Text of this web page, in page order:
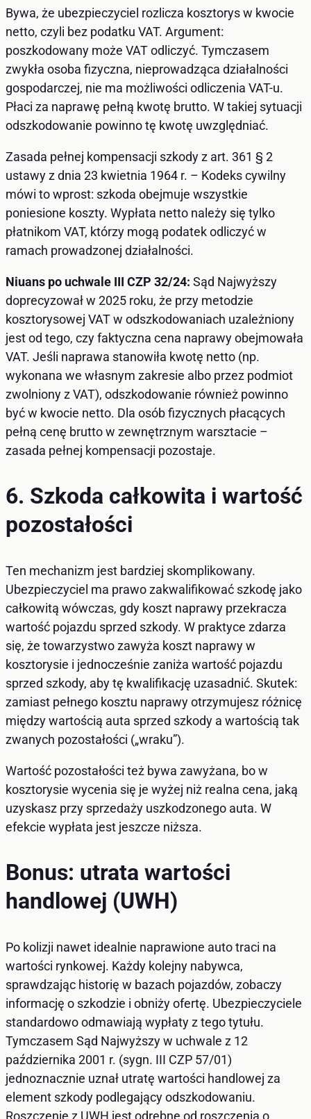
Bywa, że ubezpieczyciel rozlicza kosztorys w kwocie
netto, czyli bez podatku VAT. Argument:
poszkodowany może VAT odliczyć. Tymczasem
zwykła osoba fizyczna, nieprowadząca działalności
gospodarczej, nie ma możliwości odliczenia VAT-u.
Płaci za naprawę pełną kwotę brutto. W takiej sytuacji
odszkodowanie powinno tę kwotę uwzględniać.
Zasada pełnej kompensacji szkody z art. 361 § 2
ustawy z dnia 23 kwietnia 1964 r. – Kodeks cywilny
mówi to wprost: szkoda obejmuje wszystkie
poniesione koszty. Wypłata netto należy się tylko
płatnikom VAT, którzy mogą podatek odliczyć w
ramach prowadzonej działalności.
Niuans po uchwale III CZP 32/24: Sąd Najwyższy
doprecyzował w 2025 roku, że przy metodzie
kosztorysowej VAT w odszkodowaniach uzależniony
jest od tego, czy faktyczna cena naprawy obejmowała
VAT. Jeśli naprawa stanowiła kwotę netto (np.
wykonana we własnym zakresie albo przez podmiot
zwolniony z VAT), odszkodowanie również powinno
być w kwocie netto. Dla osób fizycznych płacących
pełną cenę brutto w zewnętrznym warsztacie –
zasada pełnej kompensacji pozostaje.
6. Szkoda całkowita i wartość
pozostałości
Ten mechanizm jest bardziej skomplikowany.
Ubezpieczyciel ma prawo zakwalifikować szkodę jako
całkowitą wówczas, gdy koszt naprawy przekracza
wartość pojazdu sprzed szkody. W praktyce zdarza
się, że towarzystwo zawyża koszt naprawy w
kosztorysie i jednocześnie zaniża wartość pojazdu
sprzed szkody, aby tę kwalifikację uzasadnić. Skutek:
zamiast pełnego kosztu naprawy otrzymujesz różnicę
między wartością auta sprzed szkody a wartością tak
zwanych pozostałości („wraku”).
Wartość pozostałości też bywa zawyżana, bo w
kosztorysie wycenia się je wyżej niż realna cena, jaką
uzyskasz przy sprzedaży uszkodzonego auta. W
efekcie wypłata jest jeszcze niższa.
Bonus: utrata wartości
handlowej (UWH)
Po kolizji nawet idealnie naprawione auto traci na
wartości rynkowej. Każdy kolejny nabywca,
sprawdzając historię w bazach pojazdów, zobaczy
informację o szkodzie i obniży ofertę. Ubezpieczyciele
standardowo odmawiają wypłaty z tego tytułu.
Tymczasem Sąd Najwyższy w uchwale z 12
października 2001 r. (sygn. III CZP 57/01)
jednoznacznie uznał utratę wartości handlowej za
element szkody podlegający odszkodowaniu.
Roszczenie z UWH jest odrębne od roszczenia o